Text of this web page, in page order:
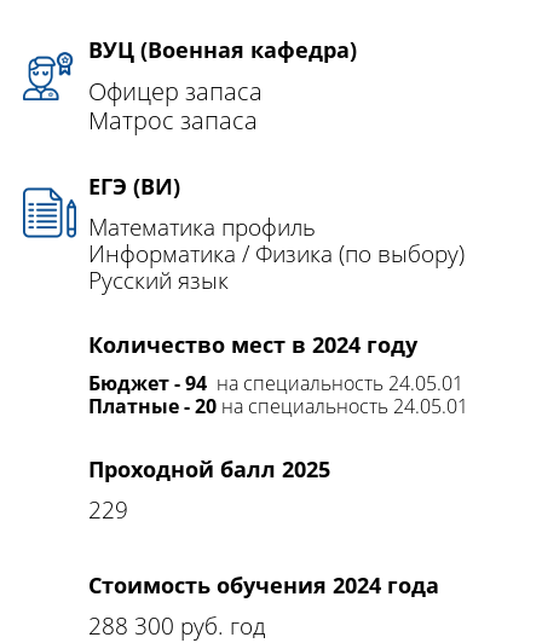
ВУЦ (Военная кафедра)
Офицер запаса
Матрос запаса
ЕГЭ (ВИ)
Математика профиль
Информатика / Физика (по выбору)
Русский язык
Количество мест в 2024 году
Бюджет - 94на специальность 24.05.01
Платные - 20на специальность 24.05.01
Проходной балл 2025
229
Стоимость обучения 2024 года
288 300 руб. год